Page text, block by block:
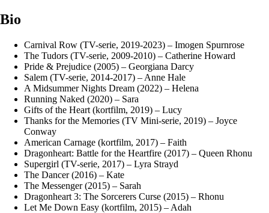
Bio
Carnival Row (TV-serie, 2019-2023) – Imogen Spurnrose
The Tudors (TV-serie, 2009-2010) – Catherine Howard
Pride & Prejudice (2005) – Georgiana Darcy
Salem (TV-serie, 2014-2017) – Anne Hale
A Midsummer Nights Dream (2022) – Helena
Running Naked (2020) – Sara
Gifts of the Heart (kortfilm, 2019) – Lucy
Thanks for the Memories (TV Mini-serie, 2019) – Joyce
Conway
American Carnage (kortfilm, 2017) – Faith
Dragonheart: Battle for the Heartfire (2017) – Queen Rhonu
Supergirl (TV-serie, 2017) – Lyra Strayd
The Dancer (2016) – Kate
The Messenger (2015) – Sarah
Dragonheart 3: The Sorcerers Curse (2015) – Rhonu
Let Me Down Easy (kortfilm, 2015) – Adah